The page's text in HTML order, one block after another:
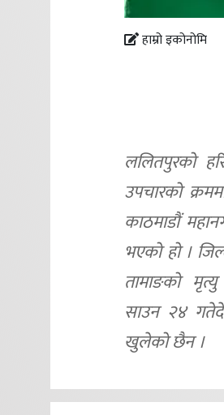
हाम्रो इकोनोमि
ललितपुरको
उपचारको
काठमाडौं
भएको हो ।
तामाङको मृत्यु
साउन २४
खुलेको छैन ।